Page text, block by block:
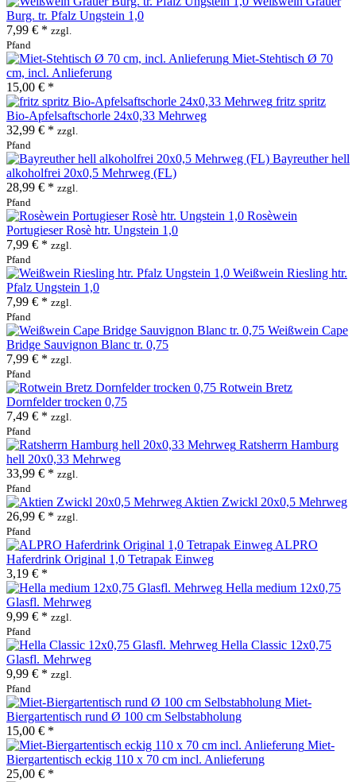
Burg. tr. Pfalz Ungstein 1,0
7,99 € * zzgl.
Pfand
Miet-Stehtisch Ø 70
cm, incl. Anlieferung
15,00 € *
fritz spritz
Bio-Apfelsaftschorle 24x0,33 Mehrweg
32,99 € * zzgl.
Pfand
Bayreuther hell
alkoholfrei 20x0,5 Mehrweg (FL)
28,99 € * zzgl.
Pfand
Rosèwein
Portugieser Rosè htr. Ungstein 1,0
7,99 € * zzgl.
Pfand
Weißwein Riesling htr.
Pfalz Ungstein 1,0
7,99 € * zzgl.
Pfand
Weißwein Cape
Bridge Sauvignon Blanc tr. 0,75
7,99 € * zzgl.
Pfand
Rotwein Bretz
Dornfelder trocken 0,75
7,49 € * zzgl.
Pfand
Ratsherrn Hamburg
hell 20x0,33 Mehrweg
33,99 € * zzgl.
Pfand
Aktien Zwickl 20x0,5 Mehrweg
26,99 € * zzgl.
Pfand
ALPRO
Haferdrink Original 1,0 Tetrapak Einweg
3,19 € *
Hella medium 12x0,75
Glasfl. Mehrweg
9,99 € * zzgl.
Pfand
Hella Classic 12x0,75
Glasfl. Mehrweg
9,99 € * zzgl.
Pfand
Miet-
Biergartentisch rund Ø 100 cm Selbstabholung
15,00 € *
Miet-
Biergartentisch eckig 110 x 70 cm incl. Anlieferung
25,00 € *